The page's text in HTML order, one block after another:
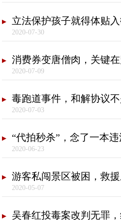
立法保护孩子就得体贴
2020-07-30
消费券变唐僧肉，关键
2020-07-09
毒跑道事件，和解协议
2020-07-03
“代拍秒杀”，念了一本
2020-06-23
游客私闯景区被困，救
2020-05-07
吴春红投毒案改判无罪